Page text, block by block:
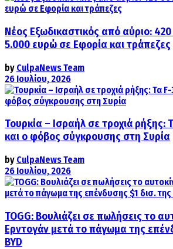
Νέος Εξωδικαστικός από αύριο: 420
5.000 ευρώ σε Εφορία και τράπεζες
by CulpaNews Team
26 Ιουλίου, 2026
Τουρκία – Ισραήλ σε τροχιά ρήξης:
και ο φόβος σύγκρουσης στη Συρία
by CulpaNews Team
26 Ιουλίου, 2026
TOGG: Βουλιάζει σε πωλήσεις το
Ερντογάν μετά το πάγωμα της
BYD